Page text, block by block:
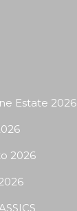
Estate 2026
2026